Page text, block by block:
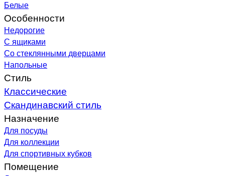
Белые
Особенности
Недорогие
С ящиками
Со стеклянными дверцами
Напольные
Стиль
Классические
Скандинавский стиль
Назначение
Для посуды
Для коллекции
Для спортивных кубков
Помещение